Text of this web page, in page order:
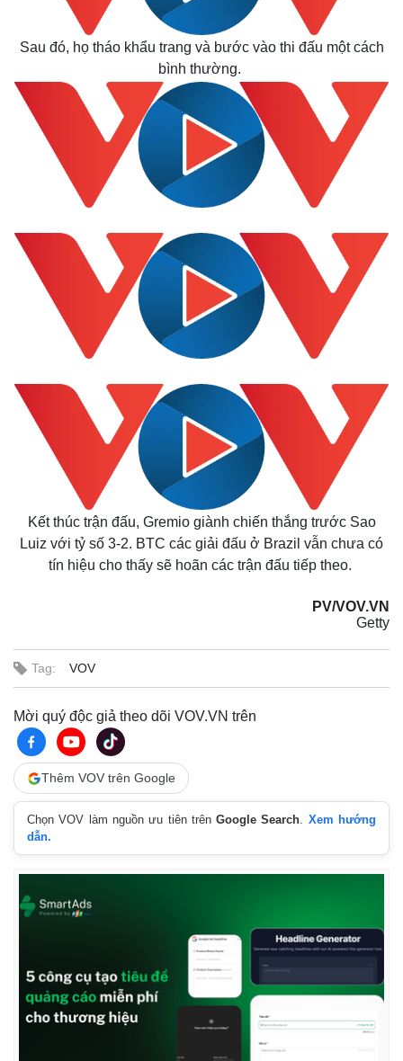
Kinh tế
Thị trường
Sau đó, họ tháo khẩu trang và bước vào thi đấu một cách
bình thường.
Kết thúc trận đấu, Gremio giành chiến thắng trước Sao
Luiz với tỷ số 3-2. BTC các giải đấu ở Brazil vẫn chưa có
tín hiệu cho thấy sẽ hoãn các trận đấu tiếp theo.
PV/VOV.VN
Getty
Tag: VOV
Mời quý độc giả theo dõi VOV.VN trên
Thêm VOV trên Google
Chọn VOV làm nguồn ưu tiên trênGoogle Search. Xem hướng
dẫn.